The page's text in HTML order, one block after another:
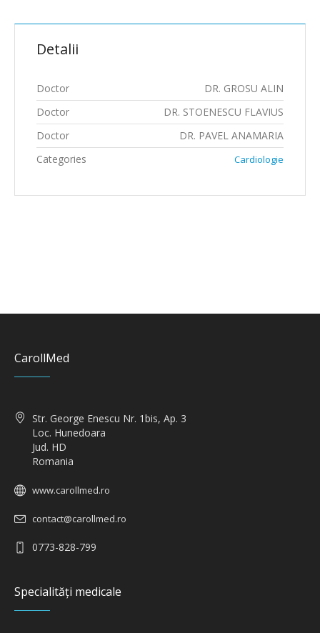
Detalii
Doctor
DR. GROSU ALIN
Doctor
DR. STOENESCU FLAVIUS
Doctor
DR. PAVEL ANAMARIA
Categories
Cardiologie
CarollMed
Str. George Enescu Nr. 1bis, Ap. 3
Loc. Hunedoara
Jud. HD
Romania
www.carollmed.ro
contact@carollmed.ro
0773-828-799
Specialități medicale